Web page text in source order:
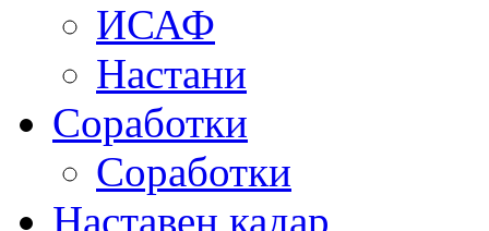
ИСАФ
Настани
Соработки
Соработки
Наставен кадар